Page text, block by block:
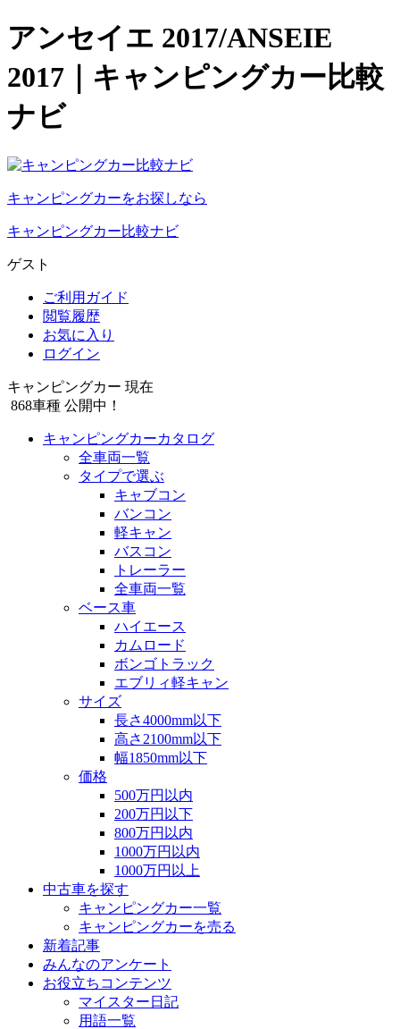
アンセイエ 2017/ANSEIE
2017｜キャンピングカー比較
ナビ
キャンピングカーをお探しなら
キャンピングカー比較ナビ
ゲスト
ご利用ガイド
閲覧履歴
お気に入り
ログイン
キャンピングカー 現在
868車種 公開中！
キャンピングカーカタログ
全車両一覧
タイプで選ぶ
キャブコン
バンコン
軽キャン
バスコン
トレーラー
全車両一覧
ベース車
ハイエース
カムロード
ボンゴトラック
エブリィ軽キャン
サイズ
長さ4000mm以下
高さ2100mm以下
幅1850mm以下
価格
500万円以内
200万円以下
800万円以内
1000万円以内
1000万円以上
中古車を探す
キャンピングカー一覧
キャンピングカーを売る
新着記事
みんなのアンケート
お役立ちコンテンツ
マイスター日記
用語一覧